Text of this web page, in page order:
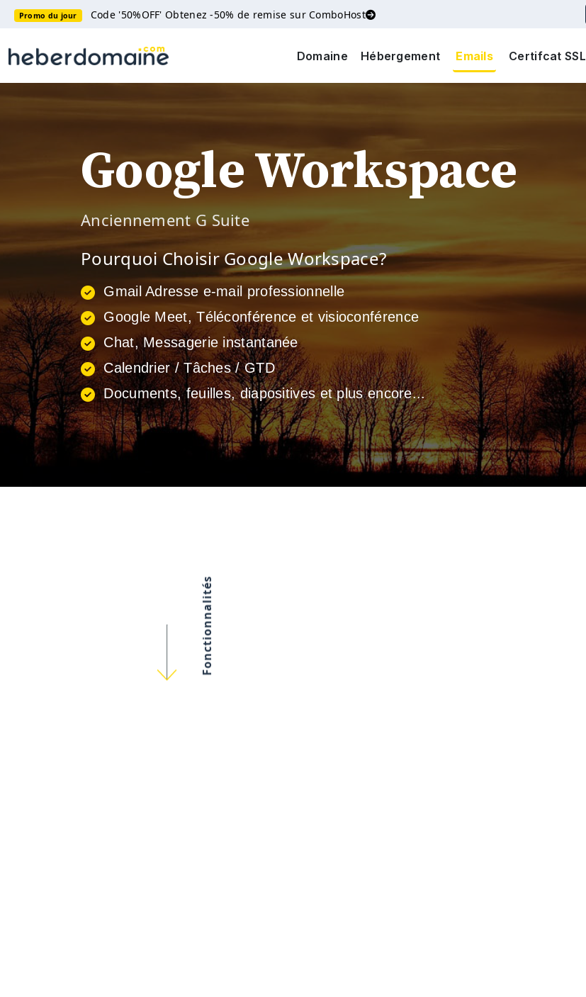
Promo du jour Code '50%OFF' Obtenez -50% de remise sur ComboHost
Domaine Hébergement Emails Certifcat SSL
Google Workspace
Anciennement G Suite
Pourquoi Choisir Google Workspace?
Gmail Adresse e-mail professionnelle
Google Meet, Téléconférence et visioconférence
Chat, Messagerie instantanée
Calendrier / Tâches / GTD
Documents, feuilles, diapositives et plus encore...
Fonctionnalités